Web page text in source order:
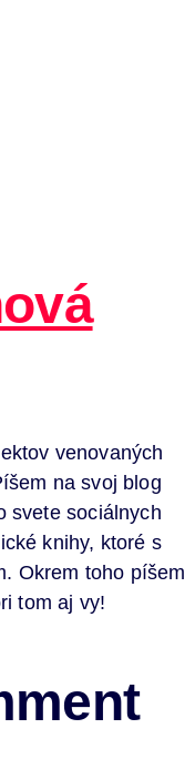
venovaných
na svoj blog
svete sociálnych
knihy, ktoré s
Okrem toho píšem
tom aj vy!